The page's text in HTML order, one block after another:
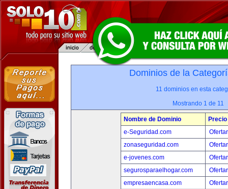
Dominios de la
11 dominios en esta
Mostrando 1 de 11
Nombre de Dominio
Precio
e-Seguridad.com
zonaseguridad.com
e-jovenes.com
segurosparaelhogar.com
empresaencasa.com